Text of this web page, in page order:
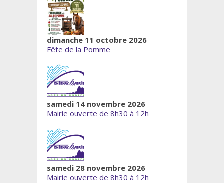
dimanche 11 octobre 2026
Fête de la Pomme
samedi 14 novembre 2026
Mairie ouverte de 8h30 à 12h
samedi 28 novembre 2026
Mairie ouverte de 8h30 à 12h